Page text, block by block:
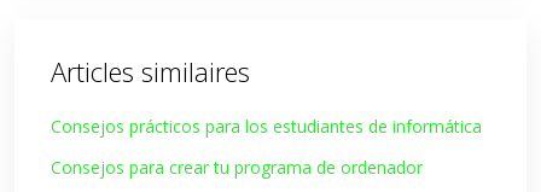
Articles similaires
Consejos prácticos para los estudiantes de informática
Consejos para crear tu programa de ordenador